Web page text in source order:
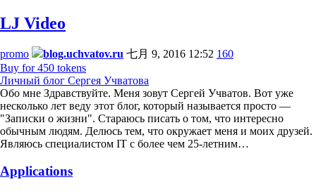
LJ Video
promo blog.uchvatov.ru 七月 9, 2016 12:52 160
Buy for 450 tokens
Личный блог Сергея Учватова
Обо мне Здравствуйте. Меня зовут Сергей Учватов. Вот уже
несколько лет веду этот блог, который называется просто —
"Записки о жизни". Стараюсь писать о том, что интересно
обычным людям. Делюсь тем, что окружает меня и моих друзей.
Являюсь специалистом IT с более чем 25-летним…
Applications